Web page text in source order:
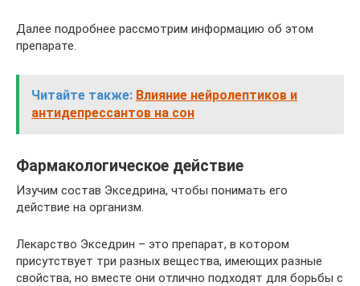
Далее подробнее рассмотрим информацию об этом
препарате.
Читайте также: Влияние нейролептиков и
антидепрессантов на сон
Фармакологическое действие
Изучим состав Экседрина, чтобы понимать его
действие на организм.
Лекарство Экседрин – это препарат, в котором
присутствует три разных вещества, имеющих разные
свойства, но вместе они отлично подходят для борьбы с